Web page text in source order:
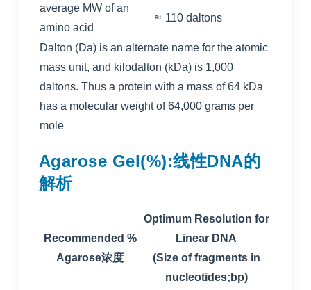
average MW of an
amino acid
≈ 110 daltons
Dalton (Da) is an alternate name for the atomic
mass unit, and kilodalton (kDa) is 1,000
daltons. Thus a protein with a mass of 64 kDa
has a molecular weight of 64,000 grams per
mole
Agarose Gel(%):线性DNA的
解析
Recommended %
Agarose浓度
Optimum Resolution for
Linear DNA
(Size of fragments in
nucleotides;bp)